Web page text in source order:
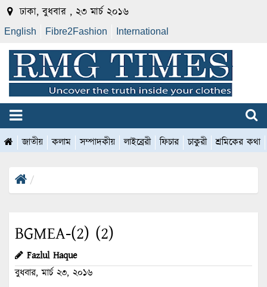
ঢাকা, বুধবার , ২৩ মার্চ ২০১৬
English Fibre2Fashion International
জাতীয় কলাম সম্পাদকীয় লাইব্রেরী ফিচার চাকুরী শ্রমিকের কথা
BGMEA-(2) (2)
Fazlul Haque
বুধবার, মার্চ ২৩, ২০১৬